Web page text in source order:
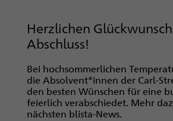
Herzlichen
Abschluss!
Bei hochsommerlichen
die Absolvent*innen der Carl-
den besten Wünschen für eine
feierlich verabschiedet. Mehr
nächsten blista-News.